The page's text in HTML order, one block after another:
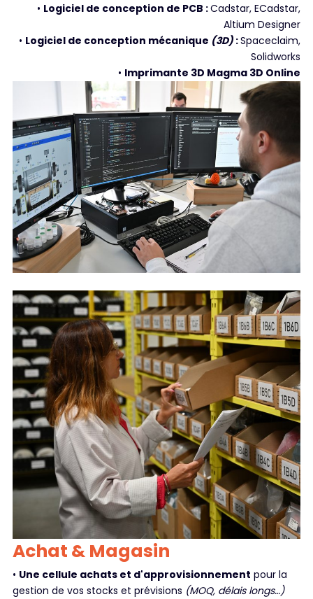
• Logiciel de conception de PCB :Cadstar, ECadstar,
Altium Designer
• Logiciel de conception mécanique (3D) :Spaceclaim,
Solidworks
• Imprimante 3D Magma 3D Online
Achat & Magasin
• Une cellule achats et d'approvisionnement pour la
gestion de vos stocks et prévisions (MOQ, délais longs…)